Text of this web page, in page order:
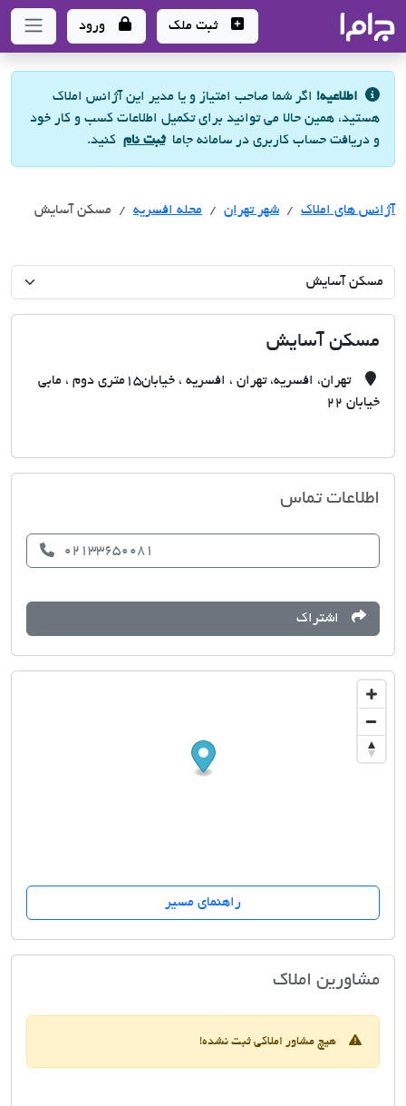
- سامانه جامع املاک و مشاورین املاک
ثبت ملک ورود
اطلاعیه! اگر شما صاحب امتیاز و یا مدیر این آژانس املاک
هستید، همین حالا می توانید برای تکمیل اطلاعات کسب و کار خود
و دریافت حساب کاربری در سامانه جاماثبت نام کنید.
آژانس های املاک آژانس های املاک
شهر تهران آژانس های املاک
محله افسریه مسکن آسایش
مسکن آسایش
تهران، افسریه، تهران ، افسریه ، خیابان15متری دوم ، مابی
خیابان 22
اطلاعات تماس
02133650081
اشتراک
راهنمای مسیر
مشاورین املاکمسکن آسایش
هیچ مشاور املاکی ثبت نشده!